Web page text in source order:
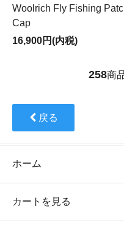
Woolrich Fly Fishing
Cap
16,900円(内税)
258商
戻る
ホーム
カートを見る